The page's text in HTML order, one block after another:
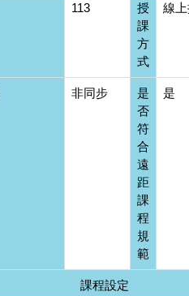
113
授
課
方
式
線
非同步
是
否
符
合
遠
距
課
程
規
範
是
課程設定